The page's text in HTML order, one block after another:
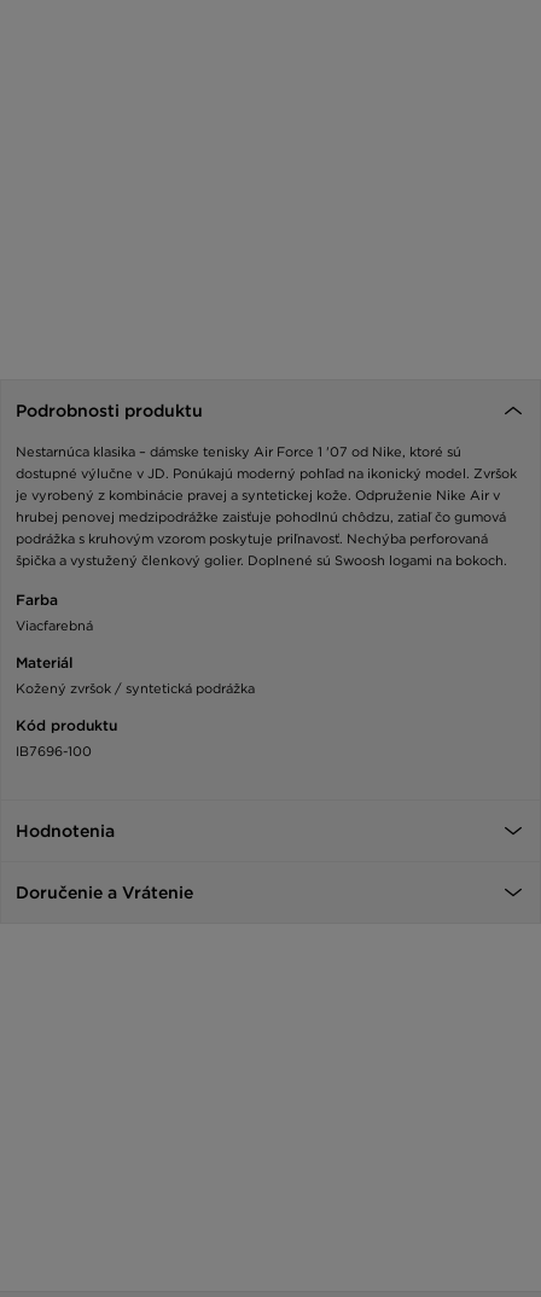
Podrobnosti produktu
Nestarnúca klasika – dámske tenisky Air Force 1 '07 od Nike, ktoré sú
dostupné výlučne v JD. Ponúkajú moderný pohľad na ikonický model. Zvršok
je vyrobený z kombinácie pravej a syntetickej kože. Odpruženie Nike Air v
hrubej penovej medzipodrážke zaisťuje pohodlnú chôdzu, zatiaľ čo gumová
podrážka s kruhovým vzorom poskytuje priľnavosť. Nechýba perforovaná
špička a vystužený členkový golier. Doplnené sú Swoosh logami na bokoch.
Farba
Viacfarebná
Materiál
Kožený zvršok / syntetická podrážka
Kód produktu
IB7696-100
Hodnotenia
Doručenie a Vrátenie